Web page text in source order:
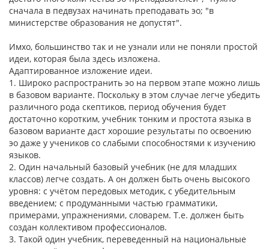
сначала в педвузах начинать преподавать эо; "в
министерстве образования не допустят".
Имхо, большинство так и не узнали или не поняли простой
идеи, которая была здесь изложена.
Адаптированное изложение идеи.
1. Широко распространить эо на первом этапе можно лишь
в базовом варианте. Поскольку в этом случае легче убедить
различного рода скептиков, период обучения будет
достаточно коротким, учебник тонким и простота языка в
базовом варианте даст хорошие результаты по освоению
эо даже у учеников со слабыми способностями к изучению
языков.
2. Один начальный базовый учебник (не для младших
классов) легче создать. А он должен быть очень высокого
уровня: с учётом передовых методик, с убедительным
введением; с продуманными частью грамматики,
примерами, упражнениями, словарем. Т.е. должен быть
создан коллективом профессионалов.
3. Такой один учебник, переведенный на национальные